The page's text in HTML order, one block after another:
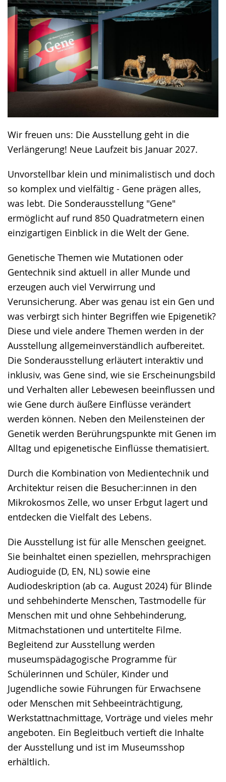
Wir freuen uns: Die Ausstellung geht in die
Verlängerung! Neue Laufzeit bis Januar 2027.
Unvorstellbar klein und minimalistisch und doch
so komplex und vielfältig - Gene prägen alles,
was lebt. Die Sonderausstellung "Gene"
ermöglicht auf rund 850 Quadratmetern einen
einzigartigen Einblick in die Welt der Gene.
Genetische Themen wie Mutationen oder
Gentechnik sind aktuell in aller Munde und
erzeugen auch viel Verwirrung und
Verunsicherung. Aber was genau ist ein Gen und
was verbirgt sich hinter Begriffen wie Epigenetik?
Diese und viele andere Themen werden in der
Ausstellung allgemeinverständlich aufbereitet.
Die Sonderausstellung erläutert interaktiv und
inklusiv, was Gene sind, wie sie Erscheinungsbild
und Verhalten aller Lebewesen beeinflussen und
wie Gene durch äußere Einflüsse verändert
werden können. Neben den Meilensteinen der
Genetik werden Berührungspunkte mit Genen im
Alltag und epigenetische Einflüsse thematisiert.
Durch die Kombination von Medientechnik und
Architektur reisen die Besucher:innen in den
Mikrokosmos Zelle, wo unser Erbgut lagert und
entdecken die Vielfalt des Lebens.
Die Ausstellung ist für alle Menschen geeignet.
Sie beinhaltet einen speziellen, mehrsprachigen
Audioguide (D, EN, NL) sowie eine
Audiodeskription (ab ca. August 2024) für Blinde
und sehbehinderte Menschen, Tastmodelle für
Menschen mit und ohne Sehbehinderung,
Mitmachstationen und untertitelte Filme.
Begleitend zur Ausstellung werden
museumspädagogische Programme für
Schülerinnen und Schüler, Kinder und
Jugendliche sowie Führungen für Erwachsene
oder Menschen mit Sehbeeinträchtigung,
Werkstattnachmittage, Vorträge und vieles mehr
angeboten. Ein Begleitbuch vertieft die Inhalte
der Ausstellung und ist im Museumsshop
erhältlich.